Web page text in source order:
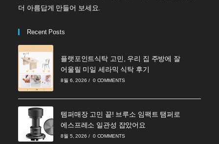
더 아름답게 만들어 보세요.
Recent Posts
플랫포인트식탁 고민, 우리 집 주방에 잘
어울릴 미일 세라믹 식탁 후기
8월 6, 2026 / 0 COMMENTS
템퍼매장 고민 끝! 브루소 임팩트 탬퍼로
에스프레소 일관성 잡았어요
8월 5, 2026 / 0 COMMENTS